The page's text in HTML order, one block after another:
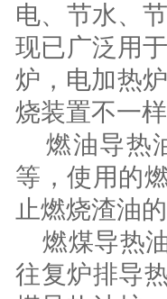
电、节水、
现已广泛用
炉，电加热
烧装置不一
燃油导热
等，使用的
止燃烧渣油
燃煤导热
往复炉排导